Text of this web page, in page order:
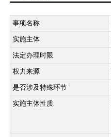
事项名称
实施主体
法定办理时限
权力来源
是否涉及特殊环节
实施主体性质